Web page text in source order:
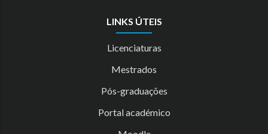
LINKS ÚTEIS
Licenciaturas
Mestrados
Pós-graduações
Portal académico